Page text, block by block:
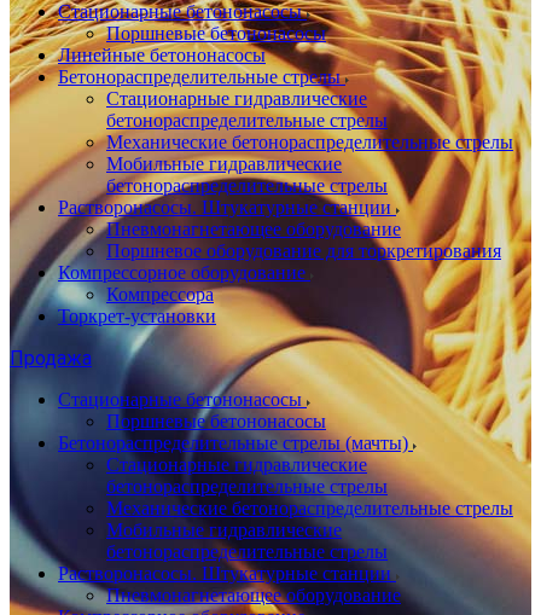
Стационарные бетононасосы
Поршневые бетононасосы
Линейные бетононасосы
Бетонораспределительные стрелы
Стационарные гидравлические
бетонораспределительные стрелы
Механические бетонораспределительные стрелы
Мобильные гидравлические
бетонораспределительные стрелы
Растворонасосы. Штукатурные станции
Пневмонагнетающее оборудование
Поршневое оборудование для торкретирования
Компрессорное оборудование
Компрессора
Торкрет-установки
Продажа
Стационарные бетононасосы
Поршневые бетононасосы
Бетонораспределительные стрелы (мачты)
Стационарные гидравлические
бетонораспределительные стрелы
Механические бетонораспределительные стрелы
Мобильные гидравлические
бетонораспределительные стрелы
Растворонасосы. Штукатурные станции
Пневмонагнетающее оборудование